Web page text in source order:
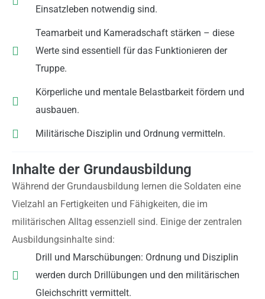
Einsatzleben notwendig sind.
Teamarbeit und Kameradschaft stärken – diese
Werte sind essentiell für das Funktionieren der
Truppe.
Körperliche und mentale Belastbarkeit fördern und
ausbauen.
Militärische Disziplin und Ordnung vermitteln.
Inhalte der Grundausbildung
Während der Grundausbildung lernen die Soldaten eine
Vielzahl an Fertigkeiten und Fähigkeiten, die im
militärischen Alltag essenziell sind. Einige der zentralen
Ausbildungsinhalte sind:
Drill und Marschübungen: Ordnung und Disziplin
werden durch Drillübungen und den militärischen
Gleichschritt vermittelt.